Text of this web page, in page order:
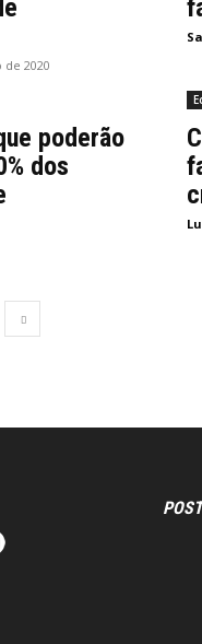
2020
poderão
dos